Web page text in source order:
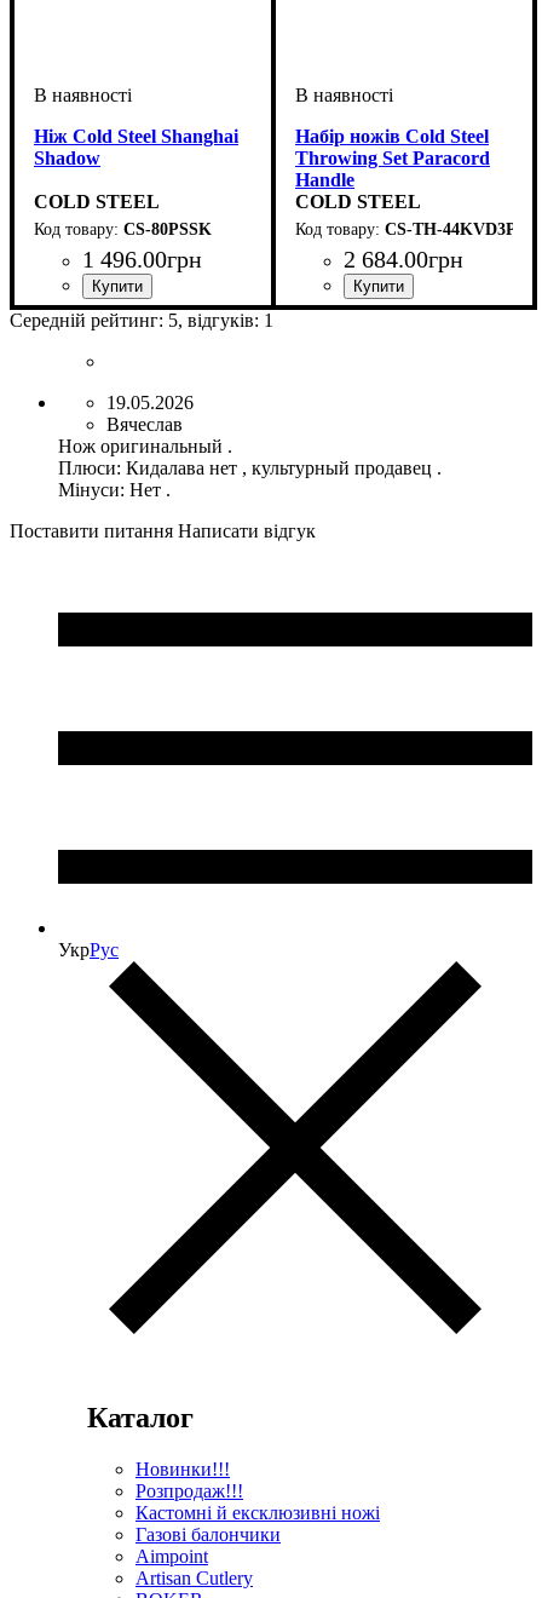
Ніж Cold Steel Shanghai
Shadow
COLD STEEL
CS-80PSSK
1 496.00грн
Набір ножів Cold Steel
Throwing Set Paracord
Handle
COLD STEEL
CS-TH-44KVD3PK
2 684.00грн
Середній рейтинг: 5, відгуків: 1
19.05.2026
Вячеслав
Нож оригинальный .
Плюси: Кидалава нет , культурный продавец .
Мінуси: Нет .
Поставити питання Написати відгук
УкрРус
Каталог
Новинки!!!
Розпродаж!!!
Кастомні й ексклюзивні ножі
Газові балончики
Aimpoint
Artisan Cutlery